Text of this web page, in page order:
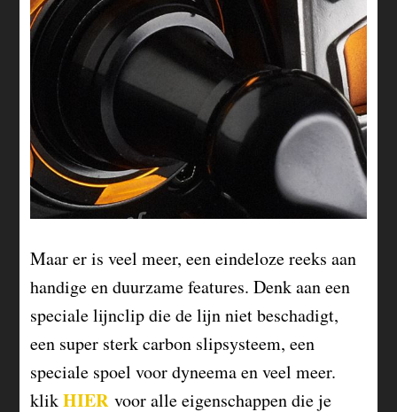
Maar er is veel meer, een eindeloze reeks aan
handige en duurzame features. Denk aan een
speciale lijnclip die de lijn niet beschadigt,
een super sterk carbon slipsysteem, een
speciale spoel voor dyneema en veel meer.
klikHIERvoor alle eigenschappen die je